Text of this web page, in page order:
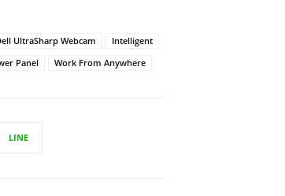
UltraSharp Webcam
Intelligent
Panel Work From Anywhere
LINE